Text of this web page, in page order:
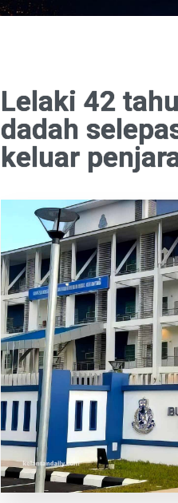
Lelaki 42
dadah
keluar